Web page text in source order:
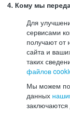
4. Кому мы
Для
сервисами
получают от
сайта и
таких
файлов
Мы можем
данных